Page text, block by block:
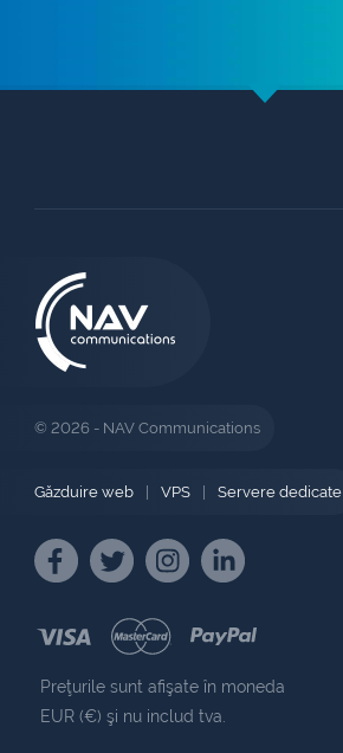
© 2026 - NAV Communications
Găzduire web VPS Servere dedicate
Preţurile sunt afişate în moneda
EUR (€) şi nu includ tva.